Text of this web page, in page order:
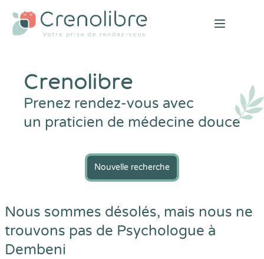
Open
Crenolibre
Prenez rendez-vous avec
un praticien de médecine douce
Nouvelle recherche
Nous sommes désolés, mais nous ne
trouvons pas de Psychologue à
Dembeni